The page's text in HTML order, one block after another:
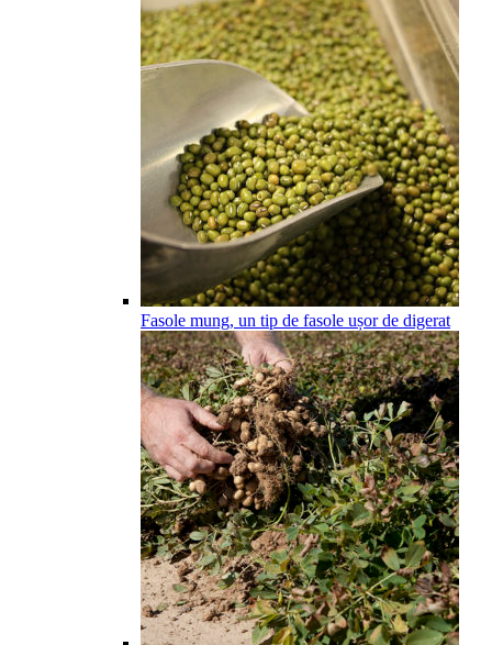
Fasole mung, un tip de fasole ușor de digerat